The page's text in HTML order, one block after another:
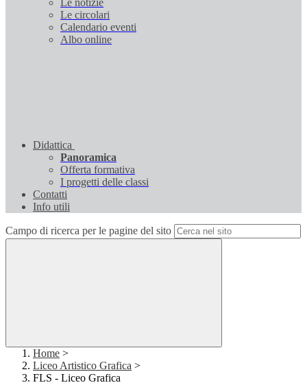
Le notizie
Le circolari
Calendario eventi
Albo online
Didattica
Panoramica
Offerta formativa
I progetti delle classi
Contatti
Info utili
Campo di ricerca per le pagine del sito
Home >
Liceo Artistico Grafica >
FLS - Liceo Grafica